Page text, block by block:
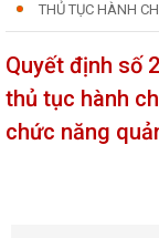
THỦ TỤC HÀNH
Quyết định số
thủ tục hành
chức năng